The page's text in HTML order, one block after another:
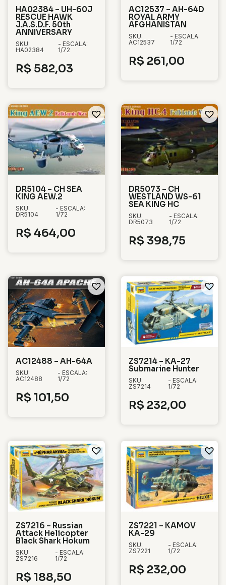
HA02384 – UH-60J
RESCUE HAWK
J.A.S.D.F. 50th
ANNIVERSARY
SKU:
HA02384
- ESCALA:
1/72
R$ 582,03
AC12537 – AH-64D
ROYAL ARMY
AFGHANISTAN
SKU:
AC12537
- ESCALA:
1/72
R$ 261,00
DR5104 – CH SEA
KING AEW.2
SKU:
DR5104
- ESCALA:
1/72
R$ 464,00
DR5073 – CH
WESTLAND WS-61
SEA KING HC
SKU:
DR5073
- ESCALA:
1/72
R$ 398,75
AC12488 – AH-64A
SKU:
AC12488
- ESCALA:
1/72
R$ 101,50
ZS7214 – KA-27
Submarine Hunter
SKU:
ZS7214
- ESCALA:
1/72
R$ 232,00
ZS7216 – Russian
Attack Helicopter
Black Shark Hokum
SKU:
ZS7216
- ESCALA:
1/72
R$ 188,50
ZS7221 – KAMOV
KA-29
SKU:
ZS7221
- ESCALA:
1/72
R$ 232,00